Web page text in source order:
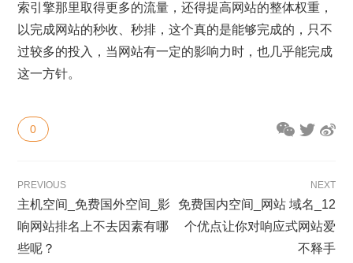
索引擎那里取得更多的流量，还得提高网站的整体权重，
以完成网站的秒收、秒排，这个真的是能够完成的，只不
过较多的投入，当网站有一定的影响力时，也几乎能完成
这一方针。
0
PREVIOUS
主机空间_免费国外空间_影
响网站排名上不去因素有哪
些呢？
NEXT
免费国内空间_网站 域名_12
个优点让你对响应式网站爱
不释手